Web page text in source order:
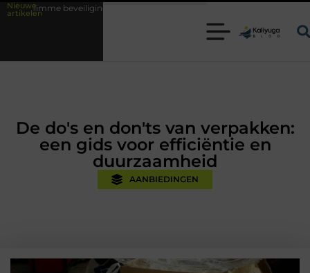
Nieuwe
artikelen met kennis uit de praktijk
De do's en don'ts van verpakken:
een gids voor efficiëntie en
duurzaamheid
AANBIEDINGEN